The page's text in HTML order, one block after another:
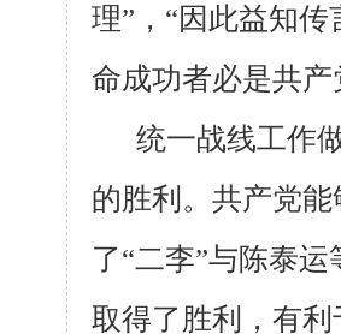
理”，“因此益知
命成功者必是共
统一战线工作
的胜利。共产党
了“二李”与陈泰
取得了胜利，有